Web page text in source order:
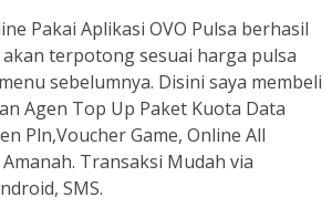
Pakai Aplikasi OVO Pulsa berhasil
terpotong sesuai harga pulsa
sebelumnya. Disini saya membeli
Agen Top Up Paket Kuota Data
Pln,Voucher Game, Online All
Transaksi Mudah via
SMS.